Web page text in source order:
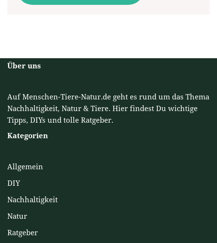
Über uns
Auf Menschen-Tiere-Natur.de geht es rund um das Thema
Nachhaltigkeit, Natur & Tiere. Hier findest Du wichtige
Tipps, DIYs und tolle Ratgeber.
Kategorien
Allgemein
DIY
Nachhaltigkeit
Natur
Ratgeber